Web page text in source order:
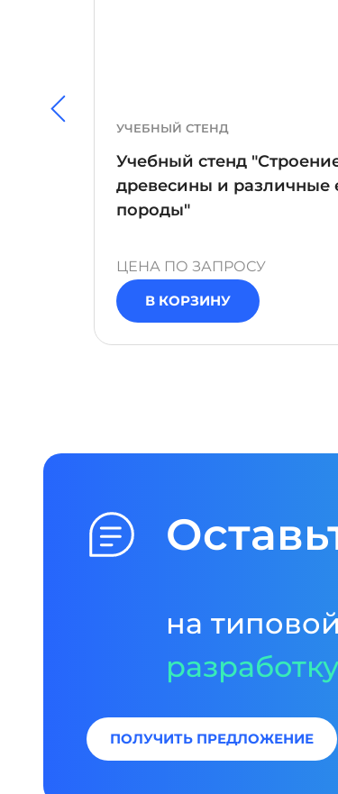
ЛАБОРАТОРНЫЙ СТЕНД
Лабораторный стенд
несущих конструкций
промышленного здания"
ЦЕНА ПО ЗАПРОСУ
В КОРЗИНУ
на
разработку
ПОЛУЧИТЬ ПРЕДЛОЖЕНИЕ